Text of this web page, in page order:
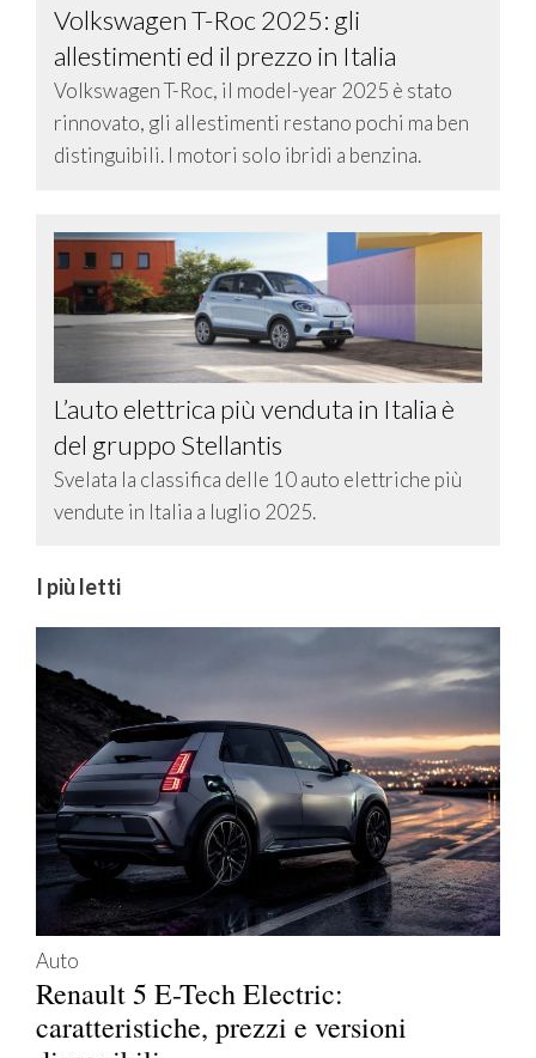
Volkswagen T-Roc 2025: gli
allestimenti ed il prezzo in Italia
Volkswagen T-Roc, il model-year 2025 è stato
rinnovato, gli allestimenti restano pochi ma ben
distinguibili. I motori solo ibridi a benzina.
L’auto elettrica più venduta in Italia è
del gruppo Stellantis
Svelata la classifica delle 10 auto elettriche più
vendute in Italia a luglio 2025.
I più letti
Auto
Renault 5 E-Tech Electric:
caratteristiche, prezzi e versioni